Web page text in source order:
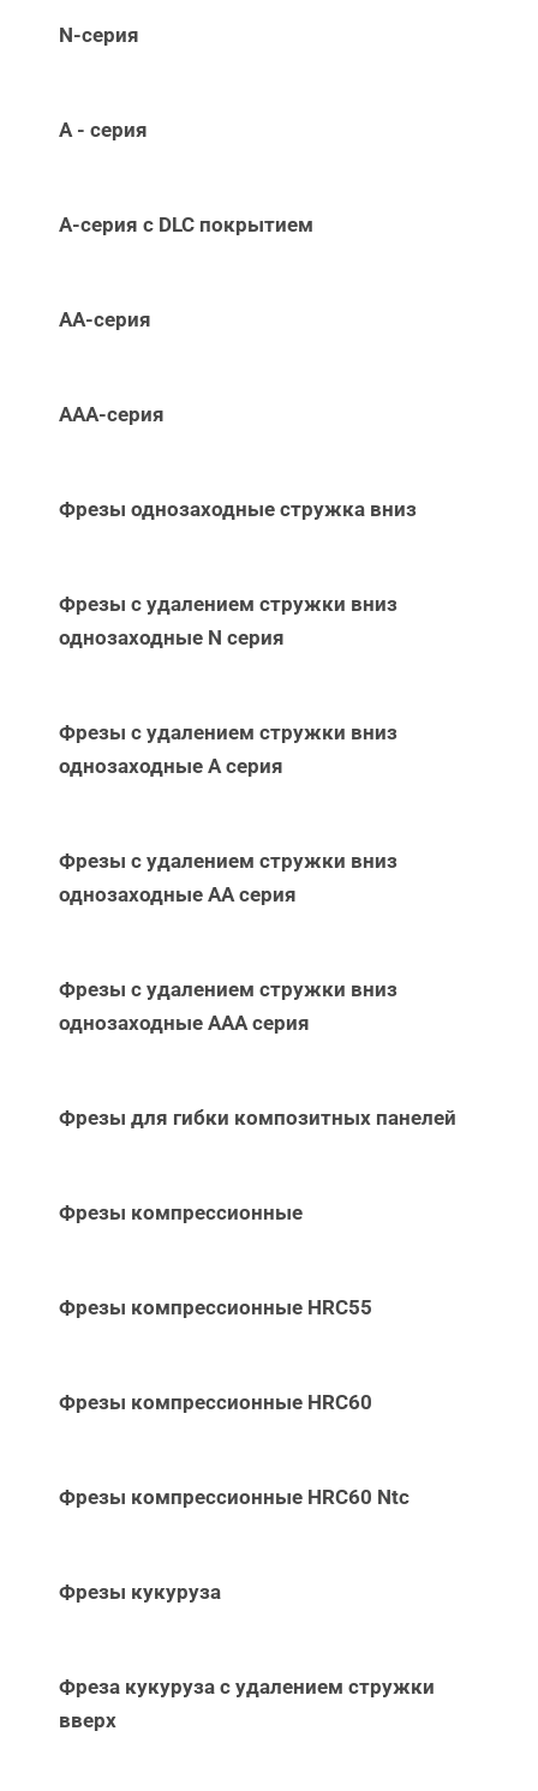
N-серия
А - серия
А-серия c DLC покрытием
АА-серия
ААА-серия
Фрезы однозаходные стружка вниз
Фрезы с удалением стружки вниз
однозаходные N серия
Фрезы с удалением стружки вниз
однозаходные А серия
Фрезы с удалением стружки вниз
однозаходные АА серия
Фрезы с удалением стружки вниз
однозаходные ААА серия
Фрезы для гибки композитных панелей
Фрезы компрессионные
Фрезы компрессионные HRC55
Фрезы компрессионные HRC60
Фрезы компрессионные HRC60 Ntc
Фрезы кукуруза
Фреза кукуруза с удалением стружки
вверх